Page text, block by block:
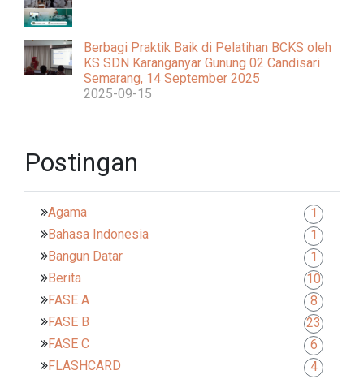
Berbagi Praktik Baik di Pelatihan BCKS oleh
KS SDN Karanganyar Gunung 02 Candisari
Semarang, 14 September 2025
2025-09-15
Postingan
Agama
1
Bahasa Indonesia
1
Bangun Datar
1
Berita
10
FASE A
8
FASE B
23
FASE C
6
FLASHCARD
4